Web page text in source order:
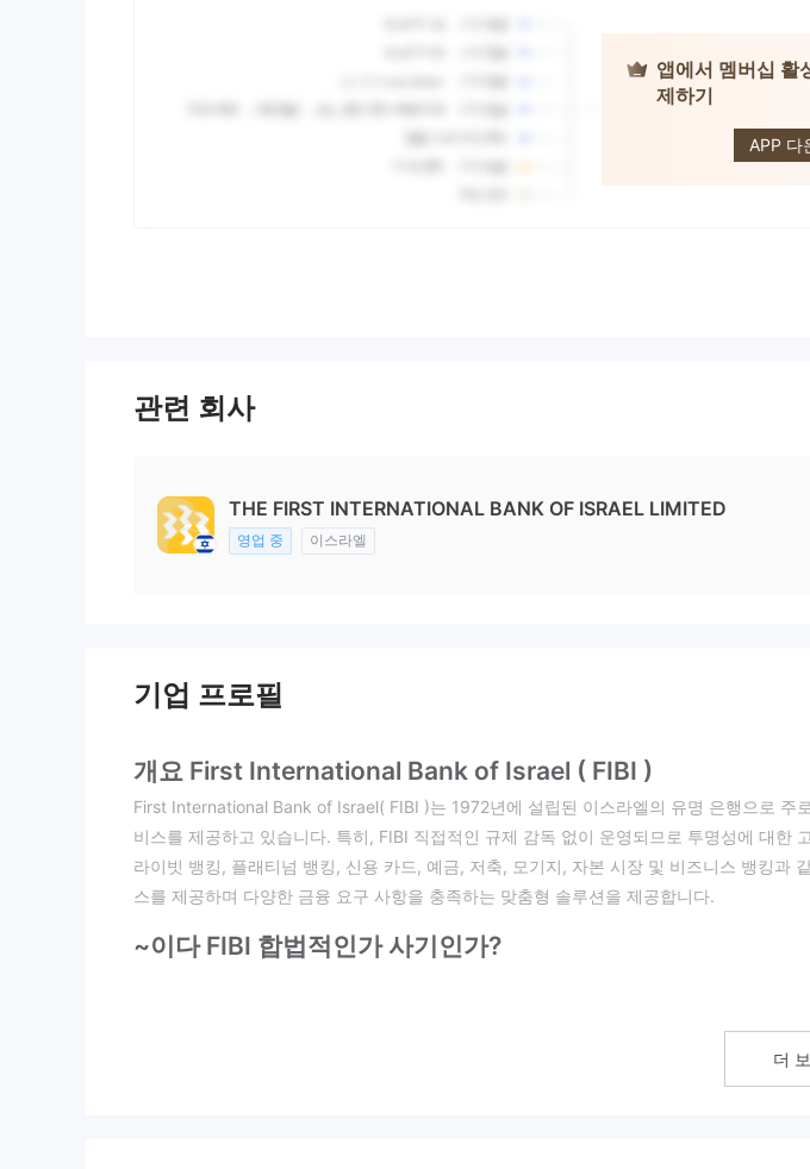
앱에서 멤버십 활
제하기
APP 다
관련 회사
THE FIRST INTERNATIONAL BANK OF ISRAEL LIMITED
영업 중 이스라엘
기업 프로필
개요 First International Bank of Israel ( FIBI )
First International Bank of Israel( FIBI )는 1972년에 설립된 이스라엘의 유명 은행으로 주
비스를 제공하고 있습니다. 특히, FIBI 직접적인 규제 감독 없이 운영되므로 투명성에 대한
라이빗 뱅킹, 플래티넘 뱅킹, 신용 카드, 예금, 저축, 모기지, 자본 시장 및 비즈니스 뱅킹과
스를 제공하며 다양한 금융 요구 사항을 충족하는 맞춤형 솔루션을 제공합니다.
~이다 FIBI 합법적인가 사기인가?
규제 감독이 없으면 거래 환경의 투명성이 낮아져 사용자가 거래소의 적법성과 신뢰성을 평
더